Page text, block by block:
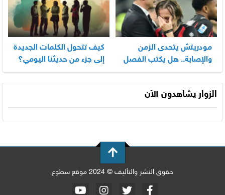
مودريتش يتحدى الزمن
والإصابة.. هل يكتب الفصل
الأخير في أسطورته
المونديالية؟
كيف تتحول الكلمات الجديدة
إلى جزء من حديثنا اليومي؟
الزوار يشاهدون الآن
حقوق النشر والتأليف © 2024 موقع سطوع